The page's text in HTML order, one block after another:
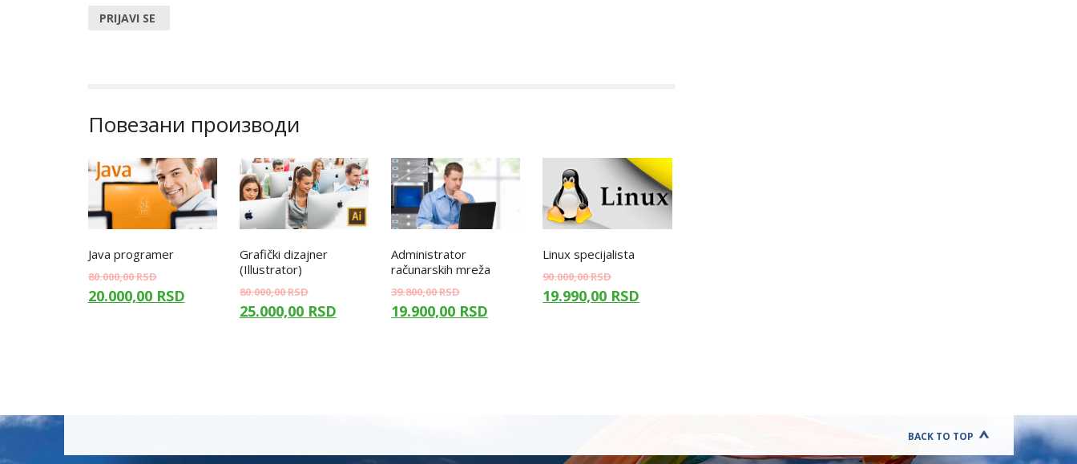
PRIJAVI SE
Повезани производи
Java programer
80.000,00RSD
20.000,00 RSD
Grafički dizajner
(Illustrator)
80.000,00RSD
25.000,00 RSD
Administrator
računarskih mreža
39.800,00RSD
19.900,00 RSD
Linux specijalista
90.000,00RSD
19.990,00 RSD
BACK TO TOP